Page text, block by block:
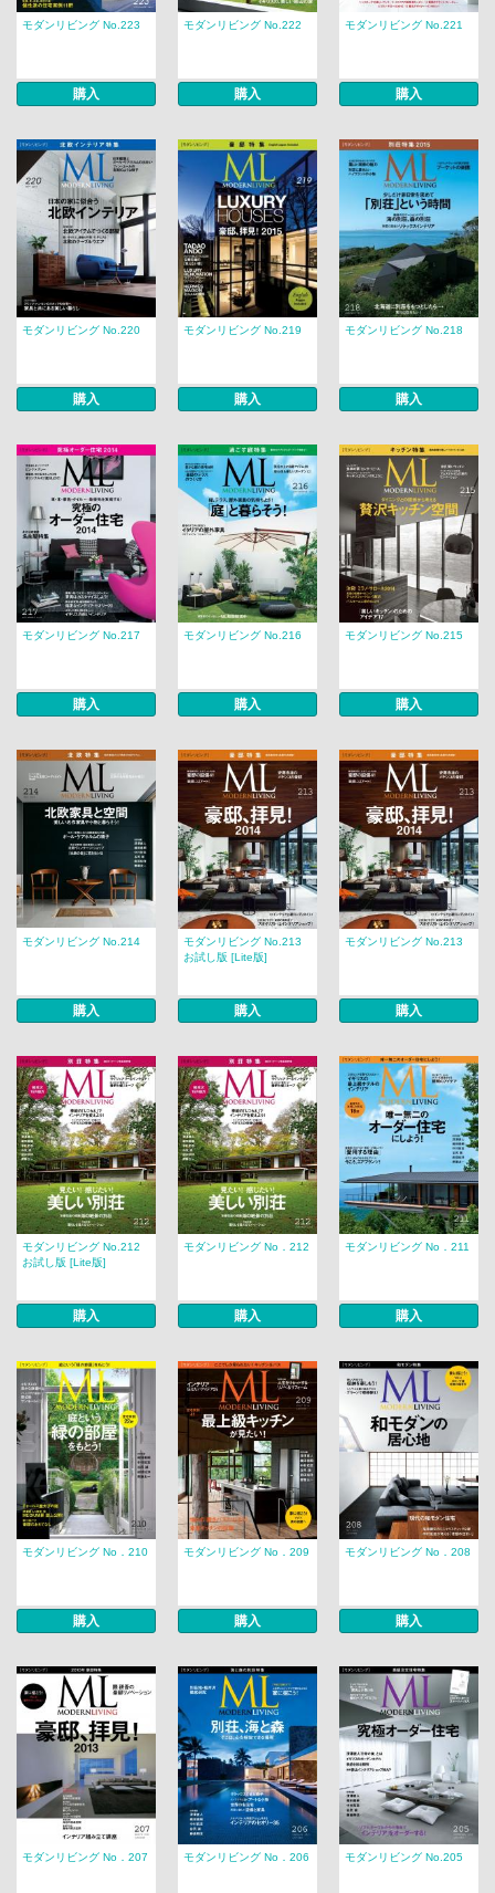
モダンリビング No.223
購入
モダンリビング No.222
購入
モダンリビング No.221
購入
モダンリビング No.220
購入
モダンリビング No.219
購入
モダンリビング No.218
購入
モダンリビング No.217
購入
モダンリビング No.216
購入
モダンリビング No.215
購入
モダンリビング No.214
購入
モダンリビング No.213
お試し版 [Lite版]
購入
モダンリビング No.213
購入
モダンリビング No.212
お試し版 [Lite版]
購入
モダンリビング No．212
購入
モダンリビング No．211
購入
モダンリビング No．210
購入
モダンリビング No．209
購入
モダンリビング No．208
購入
モダンリビング No．207 モダンリビング No．206 モダンリビング No.205